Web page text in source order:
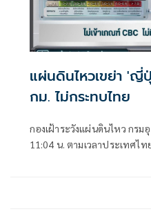
แผ่นดินไหวเขย่า '
กม. ไม่กระทบไทย
กองเฝ้าระวังแผ่นดินไหว กรม
11:04 น. ตามเวลาประเทศไ